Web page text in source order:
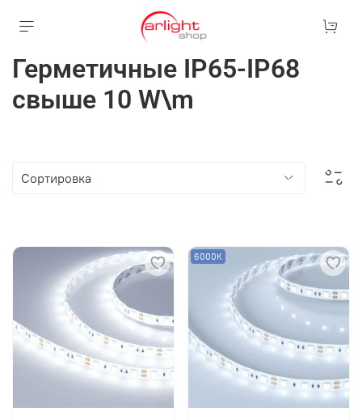
Герметичные IP65-IP68
свыше 10 W\m
6000К